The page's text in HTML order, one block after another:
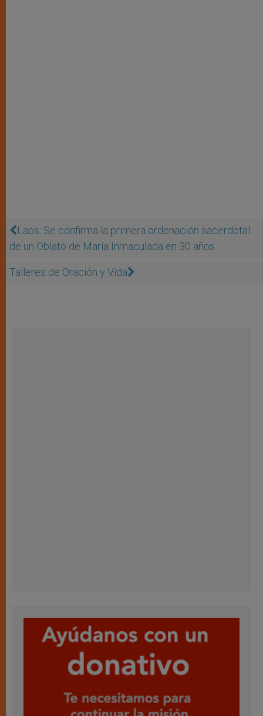
Laos: Se confirma la primera ordenación sacerdotal
de un Oblato de María Inmaculada en 30 años
Talleres de Oración y Vida